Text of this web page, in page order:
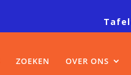
ZOEKEN OVER ONS